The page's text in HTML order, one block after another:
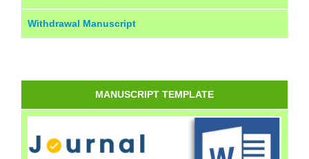
Withdrawal Manuscript
MANUSCRIPT TEMPLATE